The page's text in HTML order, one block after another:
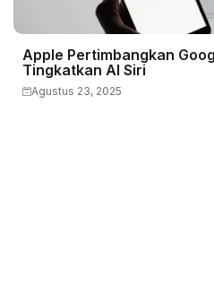
Apple Pertimbangkan
Tingkatkan AI Siri
Agustus 23, 2025